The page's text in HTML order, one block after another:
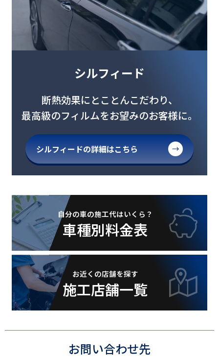
シルフィード
断熱効果にとことんこだわり、
最高級のフィルムをお望みのお客様に。
シルフィードの詳細はこちら
自分の車の施工代はいくら？
車種別料金表
お近くの店舗を探す
施工店舗一覧
お問い合わせ先